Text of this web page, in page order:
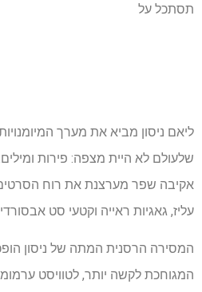
תסתכל על
ליאם ניסון מביא את מערך
שלעולם לא היית מצפה: פירות
אקיבה שפר מערצנת את רוח
עליז, גאגיות ראייה וקטעי סט
המסירה הרסנית המתה של ניסון
המגוחכת לקשה יותר, לטוויסט